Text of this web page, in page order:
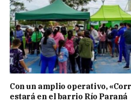
Con un amplio operativo,
estará en el barrio Río Paraná